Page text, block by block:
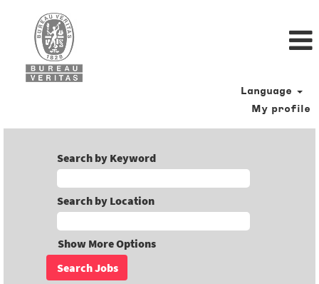
Language
My profile
Search by Keyword
Search by Location
Show More Options